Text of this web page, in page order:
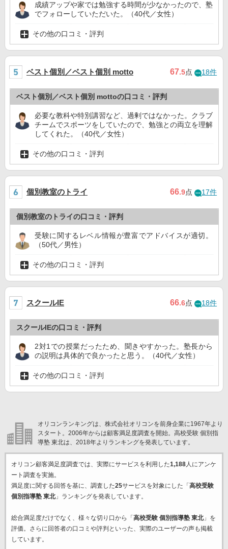
成績アップや家では勉強する時間が少なかったので、塾
でフォローしていただいた。（40代／女性）
その他の口コミ・評判
ベスト個別／ベスト個別 motto 67.5点 18件
ベスト個別／ベスト個別 mottoの口コミ・評判
必要な教科や特別講習など、過剰ではなかった。クラブ
チームでスポーツをしていたので、勉強との両立を理解
してくれた。（40代／女性）
その他の口コミ・評判
個別教室のトライ 66.9点 17件
個別教室のトライの口コミ・評判
受験に関するレベル情報が豊富でアドバイスが適切。
（50代／男性）
その他の口コミ・評判
スクールIE 66.6点 18件
スクールIEの口コミ・評判
2対1での授業だったため、聞きやすかった。塾長から
の説明は具体的で良かったと思う。（40代／女性）
その他の口コミ・評判
オリコンランキングは、株式会社オリコンを前身企業に1967年より
スタート。2006年からは顧客満足度調査を開始。高校受験 個別指
導塾 東北は、2018年よりランキングを発表しています。
オリコン顧客満足度調査では、実際にサービスを利用した1,188人にアンケ
ート調査を実施。
満足度に関する回答を基に、調査した25サービスを対象にした「 高校受験
個別指導塾 東北」ランキングを発表しています。
総合満足度だけでなく、様々な切り口から「 高校受験 個別指導塾 東北」を
評価。さらに回答者の口コミや評判といった、実際のユーザーの声も掲載
しています。